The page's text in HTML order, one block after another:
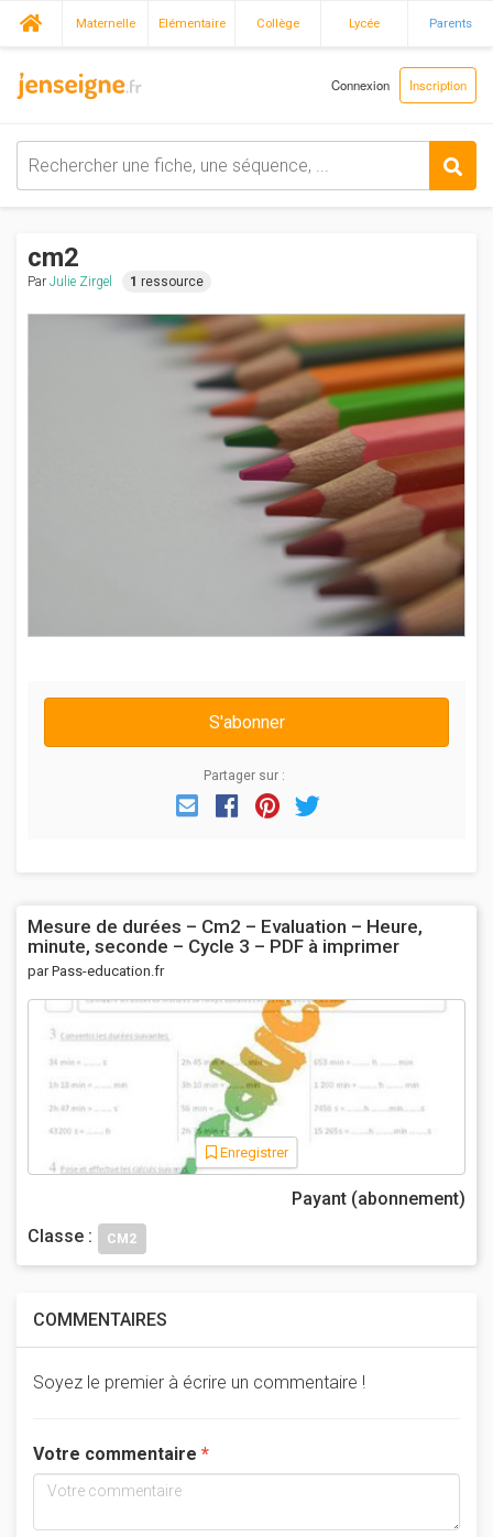
Maternelle Elémentaire Collège Lycée Parents
Connexion Inscription
cm2
Par Julie Zirgel 1 ressource
S'abonner
Partager sur :
EmailFacebook
Pinterest
Mesure de durées – Cm2 – Evaluation – Heure,
minute, seconde – Cycle 3 – PDF à imprimer
par Pass-education.fr
Enregistrer
Payant (abonnement)
Classe :
CM2
COMMENTAIRES
Soyez le premier à écrire un commentaire !
Votre commentaire